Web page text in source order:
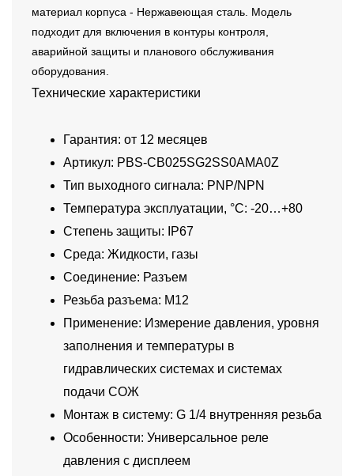
материал корпуса - Нержавеющая сталь. Модель
подходит для включения в контуры контроля,
аварийной защиты и планового обслуживания
оборудования.
Технические характеристики
Гарантия: от 12 месяцев
Артикул: PBS-CB025SG2SS0AMA0Z
Тип выходного сигнала: PNP/NPN
Температура эксплуатации, °C: -20…+80
Степень защиты: IP67
Среда: Жидкости, газы
Соединение: Разъем
Резьба разъема: M12
Применение: Измерение давления, уровня
заполнения и температуры в
гидравлических системах и системах
подачи СОЖ
Монтаж в систему: G 1/4 внутренняя резьба
Особенности: Универсальное реле
давления с дисплеем